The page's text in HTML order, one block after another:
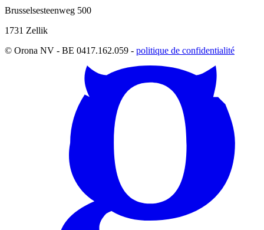
Brusselsesteenweg 500
1731 Zellik
© Orona NV - BE 0417.162.059 - politique de confidentialité